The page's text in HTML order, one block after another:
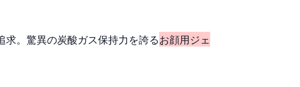
。驚異の炭酸ガス保持力を誇るお顔用ジェ